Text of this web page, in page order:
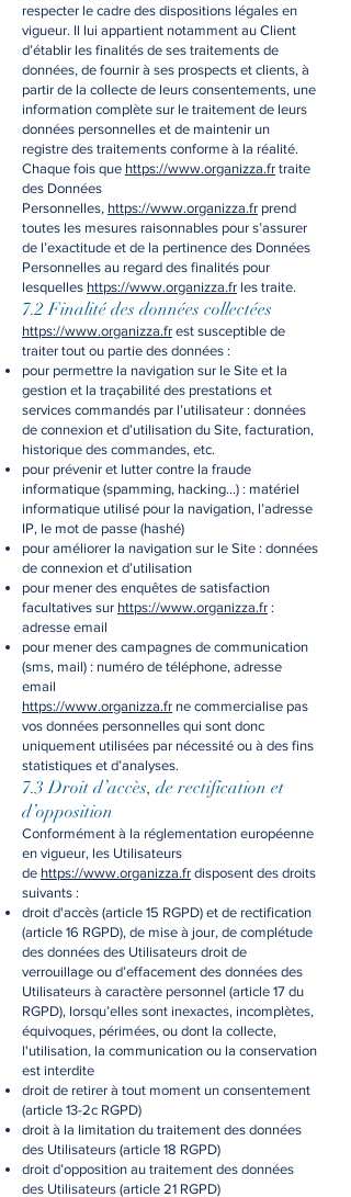
respecter le cadre des dispositions légales en
vigueur. Il lui appartient notamment au Client
d’établir les finalités de ses traitements de
données, de fournir à ses prospects et clients, à
partir de la collecte de leurs consentements, une
information complète sur le traitement de leurs
données personnelles et de maintenir un
registre des traitements conforme à la réalité.
Chaque fois que https://www.organizza.fr traite
des Données
Personnelles, https://www.organizza.fr prend
toutes les mesures raisonnables pour s’assurer
de l’exactitude et de la pertinence des Données
Personnelles au regard des finalités pour
lesquelles https://www.organizza.fr les traite.
7.2 Finalité des données collectées
https://www.organizza.fr est susceptible de
traiter tout ou partie des données :
pour permettre la navigation sur le Site et la
gestion et la traçabilité des prestations et
services commandés par l’utilisateur : données
de connexion et d’utilisation du Site, facturation,
historique des commandes, etc.
pour prévenir et lutter contre la fraude
informatique (spamming, hacking…) : matériel
informatique utilisé pour la navigation, l’adresse
IP, le mot de passe (hashé)
pour améliorer la navigation sur le Site : données
de connexion et d’utilisation
pour mener des enquêtes de satisfaction
facultatives sur https://www.organizza.fr :
adresse email
pour mener des campagnes de communication
(sms, mail) : numéro de téléphone, adresse
email
https://www.organizza.fr ne commercialise pas
vos données personnelles qui sont donc
uniquement utilisées par nécessité ou à des fins
statistiques et d’analyses.
7.3 Droit d’accès, de rectification et
d’opposition
Conformément à la réglementation européenne
en vigueur, les Utilisateurs
de https://www.organizza.fr disposent des droits
suivants :
droit d'accès (article 15 RGPD) et de rectification
(article 16 RGPD), de mise à jour, de complétude
des données des Utilisateurs droit de
verrouillage ou d’effacement des données des
Utilisateurs à caractère personnel (article 17 du
RGPD), lorsqu’elles sont inexactes, incomplètes,
équivoques, périmées, ou dont la collecte,
l'utilisation, la communication ou la conservation
est interdite
droit de retirer à tout moment un consentement
(article 13-2c RGPD)
droit à la limitation du traitement des données
des Utilisateurs (article 18 RGPD)
droit d’opposition au traitement des données
des Utilisateurs (article 21 RGPD)